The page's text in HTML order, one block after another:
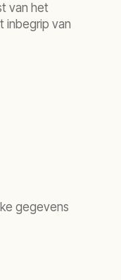
van het
inbegrip van
gegevens